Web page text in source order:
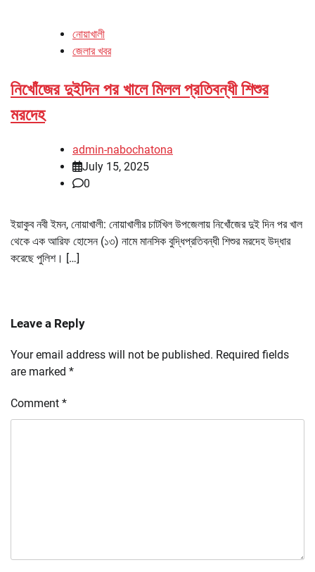
নোয়াখালী
জেলার খবর
নিখোঁজের দুইদিন পর খালে মিলল প্রতিবন্ধী শিশুর
মরদেহ
admin-nabochatona
July 15, 2025
0
ইয়াকুব নবী ইমন, নোয়াখালী: নোয়াখালীর চাটখিল উপজেলায় নিখোঁজের দুই দিন পর খাল
থেকে এক আরিফ হোসেন (১৩) নামে মানসিক বুদ্ধিপ্রতিবন্ধী শিশুর মরদেহ উদ্ধার
করেছে পুলিশ। […]
Leave a Reply
Your email address will not be published. Required fields
are marked *
Comment *